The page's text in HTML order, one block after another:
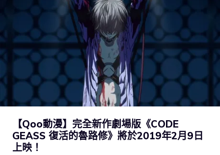
【Qoo動漫】完全新作劇場版《CODE
GEASS 復活的魯路修》將於2019年2月9日
上映！